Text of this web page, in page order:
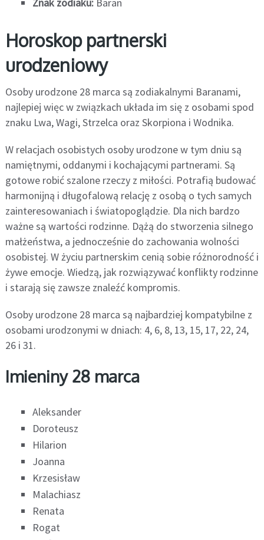
Horoskop partnerski
urodzeniowy
Osoby urodzone 28 marca są zodiakalnymi Baranami,
najlepiej więc w związkach układa im się z osobami spod
znaku Lwa, Wagi, Strzelca oraz Skorpiona i Wodnika.
W relacjach osobistych osoby urodzone w tym dniu są
namiętnymi, oddanymi i kochającymi partnerami. Są
gotowe robić szalone rzeczy z miłości. Potrafią budować
harmonijną i długofalową relację z osobą o tych samych
zainteresowaniach i światopoglądzie. Dla nich bardzo
ważne są wartości rodzinne. Dążą do stworzenia silnego
małżeństwa, a jednocześnie do zachowania wolności
osobistej. W życiu partnerskim cenią sobie różnorodność i
żywe emocje. Wiedzą, jak rozwiązywać konflikty rodzinne
i starają się zawsze znaleźć kompromis.
Osoby urodzone 28 marca są najbardziej kompatybilne z
osobami urodzonymi w dniach: 4, 6, 8, 13, 15, 17, 22, 24,
26 i 31.
Imieniny 28 marca
Aleksander
Doroteusz
Hilarion
Joanna
Krzesisław
Malachiasz
Renata
Rogat